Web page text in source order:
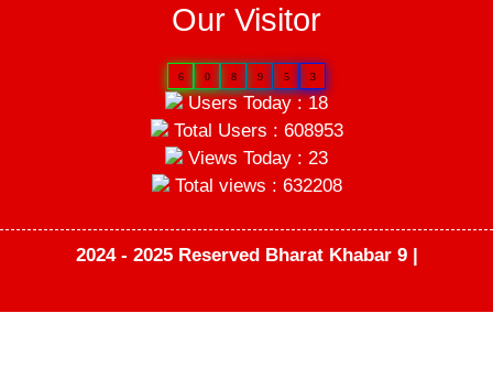
Our Visitor
6 0 8 9 5 3
Users Today : 18
Total Users : 608953
Views Today : 23
Total views : 632208
2024 - 2025 Reserved Bharat Khabar 9 |